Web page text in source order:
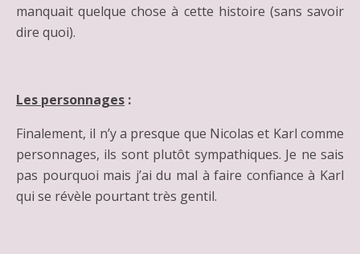
manquait quelque chose à cette histoire (sans savoir
dire quoi).
Les personnages :
Finalement, il n’y a presque que Nicolas et Karl comme
personnages, ils sont plutôt sympathiques. Je ne sais
pas pourquoi mais j’ai du mal à faire confiance à Karl
qui se révèle pourtant très gentil.